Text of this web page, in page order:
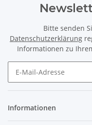
Bitte senden
Datenschutzerklärung
Informationen zu
Informationen